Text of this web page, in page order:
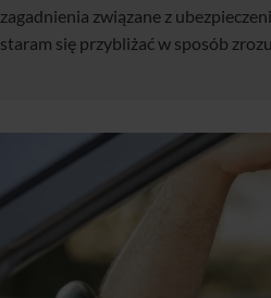
zagadnienia związane z
staram się przybliżać w sposób